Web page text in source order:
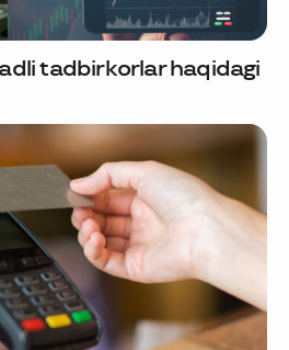
tadbirkorlar haqidagi